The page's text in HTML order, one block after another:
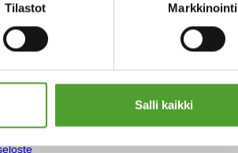
Tilastot Markkinointi
Salli kaikki